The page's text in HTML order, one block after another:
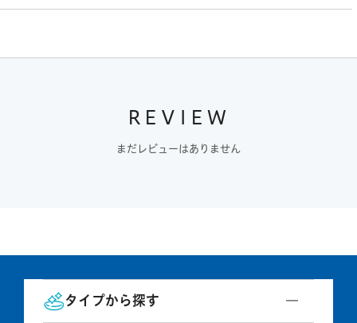
REVIEW
まだレビューはありません
タイプから探す